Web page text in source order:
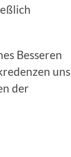
Besseren
uns
der